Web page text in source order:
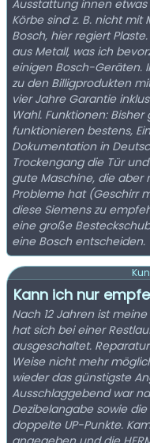
Ausstattung innen
Körbe sind z. B. nicht
Bosch, hier regiert
aus Metall, was ich
einigen Bosch-Geräten.
zu den Billigprodukten
vier Jahre Garantie
Wahl. Funktionen:
funktionieren bestens,
Dokumentation in
Trockengang die Tür
gute Maschine, die aber
Probleme hat (Geschirr
diese Siemens zu
eine große
eine Bosch entscheiden.
Kann ich nur
Nach 12 Jahren ist
hat sich bei einer
ausgeschaltet.
Weise nicht mehr
wieder das günstigste
Ausschlaggebend war
Dezibelangabe sowie
doppelte UP-Punkte.